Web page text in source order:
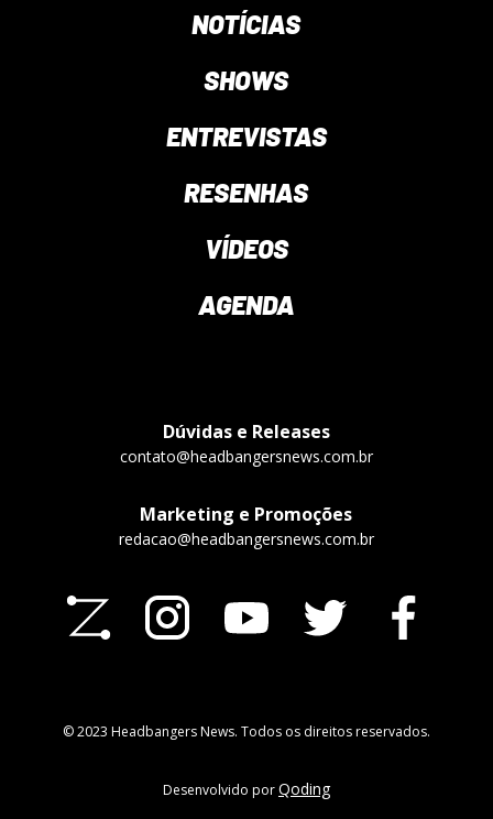
NOTÍCIAS
SHOWS
ENTREVISTAS
RESENHAS
VÍDEOS
AGENDA
Dúvidas e Releases
contato@headbangersnews.com.br
Marketing e Promoções
redacao@headbangersnews.com.br
© 2023 Headbangers News. Todos os direitos reservados.
Desenvolvido porQoding